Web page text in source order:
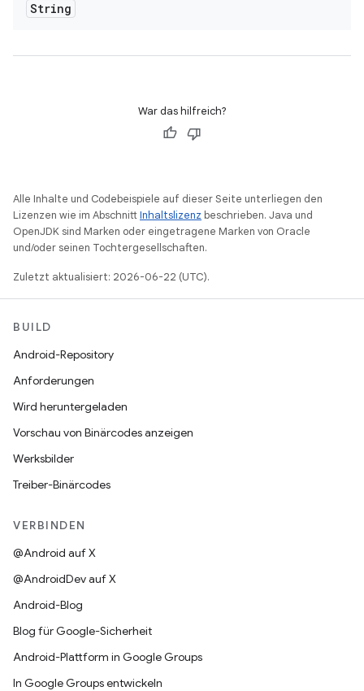
String
War das hilfreich?
Alle Inhalte und Codebeispiele auf dieser Seite unterliegen den
Lizenzen wie im AbschnittInhaltslizenz beschrieben. Java und
OpenJDK sind Marken oder eingetragene Marken von Oracle
und/oder seinen Tochtergesellschaften.
Zuletzt aktualisiert: 2026-06-22 (UTC).
BUILD
Android-Repository
Anforderungen
Wird heruntergeladen
Vorschau von Binärcodes anzeigen
Werksbilder
Treiber-Binärcodes
VERBINDEN
@Android auf X
@AndroidDev auf X
Android-Blog
Blog für Google-Sicherheit
Android-Plattform in Google Groups
In Google Groups entwickeln